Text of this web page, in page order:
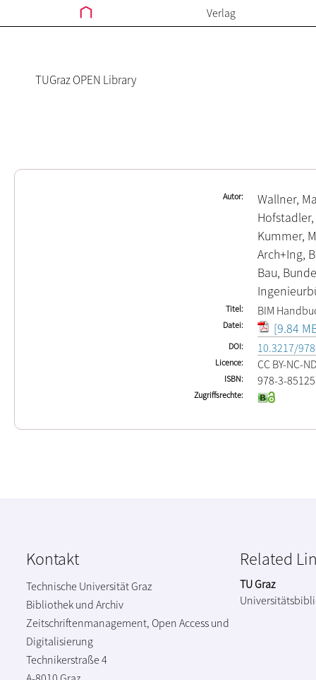
Verlag
TUGraz OPEN Library
Autor
Wallner,
Kummer,
Arch+Ing,
Bau,
Titel BIM
Datei [9.84
DOI 10.3217/
Licence CC BY-NC-
ISBN 978-3-
Zugriffsrechte
Kontakt
Technische Universität Graz
Bibliothek und Archiv
Zeitschriftenmanagement, Open Access und
Digitalisierung
Technikerstraße 4
Related
TU Graz